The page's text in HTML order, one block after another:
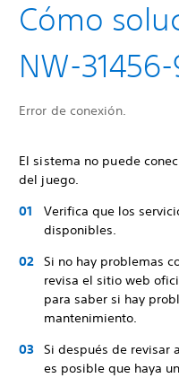
Cómo
NW-
Error de conexión.
El sistema no puede
del juego.
Verifica que los
disponibles.
Si no hay problemas
revisa el sitio web
para saber si hay
mantenimiento.
Si después de revisar
es posible que haya